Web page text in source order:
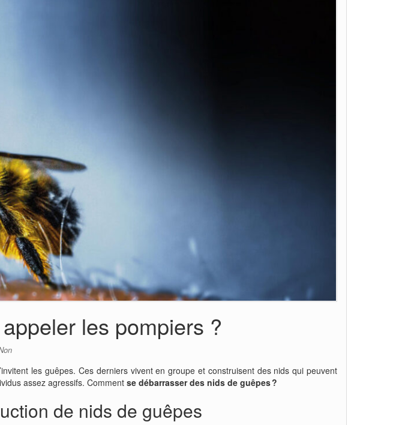
les pompiers ?
les guêpes. Ces derniers vivent en groupe et construisent des nids qui peuvent
assez agressifs. Comment se débarrasser des nids de guêpes ?
de nids de guêpes